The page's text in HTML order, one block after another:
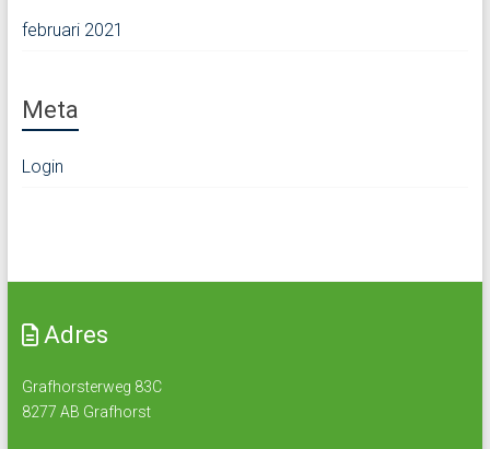
februari 2021
Meta
Login
Adres
Grafhorsterweg 83C
8277 AB Grafhorst